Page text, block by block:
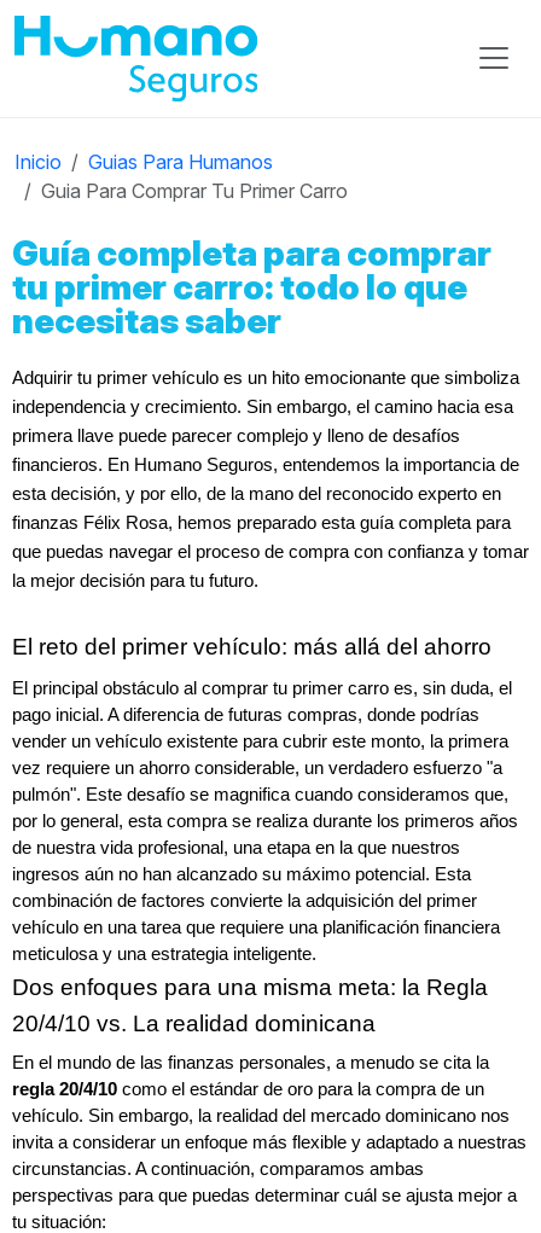
Inicio
Guias Para Humanos
Guia Para Comprar Tu Primer Carro
Guía completa para comprar
tu primer carro: todo lo que
necesitas saber
Adquirir tu primer vehículo es un hito emocionante que simboliza
independencia y crecimiento. Sin embargo, el camino hacia esa
primera llave puede parecer complejo y lleno de desafíos
financieros. En Humano Seguros, entendemos la importancia de
esta decisión, y por ello, de la mano del reconocido experto en
finanzas Félix Rosa, hemos preparado esta guía completa para
que puedas navegar el proceso de compra con confianza y tomar
la mejor decisión para tu futuro.
El reto del primer vehículo: más allá del ahorro
El principal obstáculo al comprar tu primer carro es, sin duda, el
pago inicial. A diferencia de futuras compras, donde podrías
vender un vehículo existente para cubrir este monto, la primera
vez requiere un ahorro considerable, un verdadero esfuerzo "a
pulmón". Este desafío se magnifica cuando consideramos que,
por lo general, esta compra se realiza durante los primeros años
de nuestra vida profesional, una etapa en la que nuestros
ingresos aún no han alcanzado su máximo potencial. Esta
combinación de factores convierte la adquisición del primer
vehículo en una tarea que requiere una planificación financiera
meticulosa y una estrategia inteligente.
Dos enfoques para una misma meta: la Regla
20/4/10 vs. La realidad dominicana
regla 20/4/10 como el estándar de oro para la compra de un
vehículo. Sin embargo, la realidad del mercado dominicano nos
invita a considerar un enfoque más flexible y adaptado a nuestras
circunstancias. A continuación, comparamos ambas
perspectivas para que puedas determinar cuál se ajusta mejor a
tu situación: